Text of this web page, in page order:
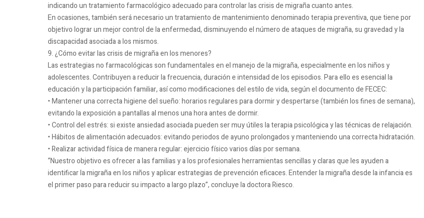
indicando un tratamiento farmacológico adecuado para controlar las crisis de migraña cuanto antes.
En ocasiones, también será necesario un tratamiento de mantenimiento denominado terapia preventiva, que tiene por
objetivo lograr un mejor control de la enfermedad, disminuyendo el número de ataques de migraña, su gravedad y la
discapacidad asociada a los mismos.
9. ¿Cómo evitar las crisis de migraña en los menores?
Las estrategias no farmacológicas son fundamentales en el manejo de la migraña, especialmente en los niños y
adolescentes. Contribuyen a reducir la frecuencia, duración e intensidad de los episodios. Para ello es esencial la
educación y la participación familiar, así como modificaciones del estilo de vida, según el documento de FECEC:
• Mantener una correcta higiene del sueño: horarios regulares para dormir y despertarse (también los fines de semana),
evitando la exposición a pantallas al menos una hora antes de dormir.
• Control del estrés: si existe ansiedad asociada pueden ser muy útiles la terapia psicológica y las técnicas de relajación.
• Hábitos de alimentación adecuados: evitando periodos de ayuno prolongados y manteniendo una correcta hidratación.
• Realizar actividad física de manera regular: ejercicio físico varios días por semana.
“Nuestro objetivo es ofrecer a las familias y a los profesionales herramientas sencillas y claras que les ayuden a
identificar la migraña en los niños y aplicar estrategias de prevención eficaces. Entender la migraña desde la infancia es
el primer paso para reducir su impacto a largo plazo”, concluye la doctora Riesco.